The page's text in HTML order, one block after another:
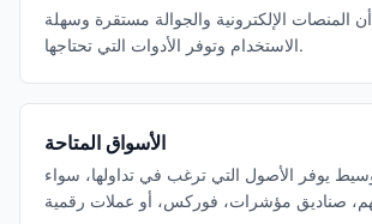
المنصات الإلكترونية والجوالة مستقرة وسهلة
الاستخدام وتوفر الأدوات التي تحتاجها.
الأسواق المتاحة
يوفر الأصول التي ترغب في تداولها، سواء